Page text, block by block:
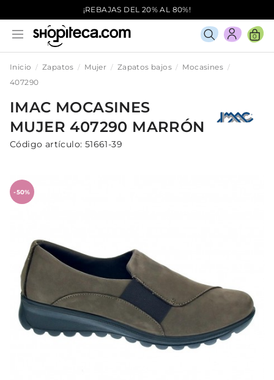
¡REBAJAS DEL 20% AL 80%!
0
Inicio Zapatos Mujer Zapatos bajos
Mocasines
407290
IMAC MOCASINES
MUJER407290 MARRÓN
Código artículo: 51661-39
-50%